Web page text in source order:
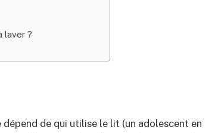
laver ?
de qui utilise le lit (un adolescent en